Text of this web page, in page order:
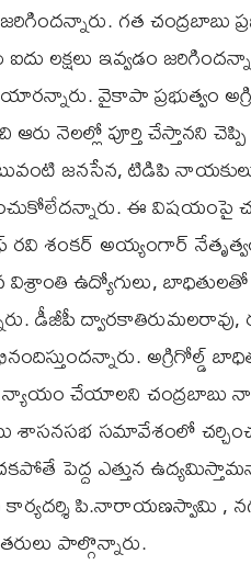
గత చంద్రబాబు
లక్షలు ఇవ్వడం
వైకాపా ప్రభుత్వం
నెలల్లో పూర్తి చేస్తానని
జనసేన, టిడిపి
ఈ విషయంపై
రవి శంకర్ అయ్యంగార్
ఉద్యోగులు,
డీజీపీ ద్వారకాతిరుమలరావు,
అగ్రిగోల్డ్
చేయాలని చంద్రబాబు
శాసనసభ సమావేశంలో
పెద్ద ఎత్తున
పి.నారాయణస్వామి ,
పాల్గొన్నారు.